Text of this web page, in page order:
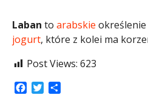
Laban to arabskie określenie
jogurt, które z kolei ma
Post Views: 623
Facebook
Twitter